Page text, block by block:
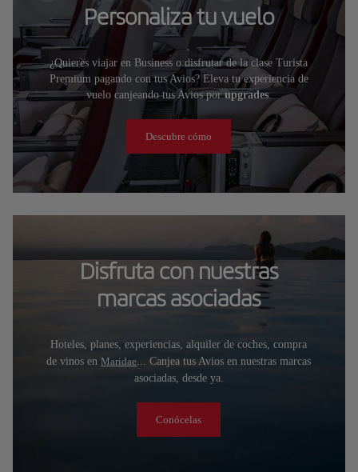
Personaliza tu vuelo
¿Quieres viajar en Business o disfrutar de la clase Turista
Premium pagando con tus Avios? Eleva tu experiencia de
vuelo canjeando tus Avios porupgrades.
Descubre cómo
Disfruta con nuestras
marcas asociadas
Hoteles, planes, experiencias, alquiler de coches, compra
de vinos enMaridae... Canjea tus Avios en nuestras marcas
asociadas, desde ya.
Conócelas